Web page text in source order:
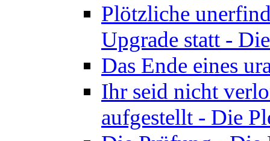
Plötzliche
Upgrade statt -
Das Ende eines
Ihr seid nicht
aufgestellt - Die